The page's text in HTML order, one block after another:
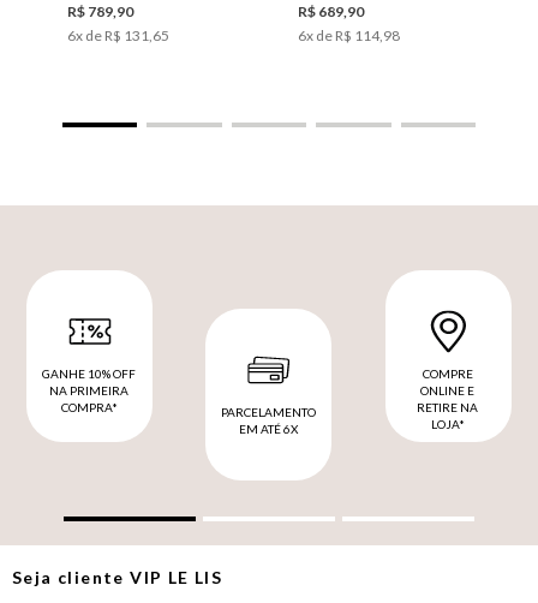
R$ 789 90
6x de R$ 131 65
R$ 689 90
6x de R$ 114, 98
GANHE 10% OFF
NA PRIMEIRA
COMPRA*
PARCELAMENTO
EM ATÉ 6X
COMPRE
ONLINE E
RETIRE NA
LOJA*
Seja clienteVIP LE LIS